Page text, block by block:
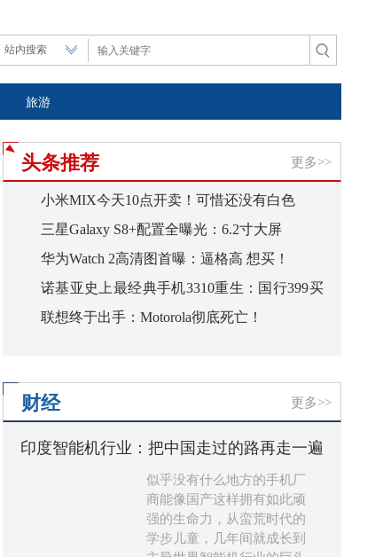
旅游
头条推荐 更多>>
小米MIX今天10点开卖！可惜还没有白色
三星Galaxy S8+配置全曝光：6.2寸大屏
华为Watch 2高清图首曝：逼格高 想买！
诺基亚史上最经典手机3310重生：国行399买
不买？
联想终于出手：Motorola彻底死亡！
财经 更多>>
印度智能机行业：把中国走过的路再走一遍
似乎没有什么地方的手机厂
商能像国产这样拥有如此顽
强的生命力，从蛮荒时代的
学步儿童，几年间就成长到